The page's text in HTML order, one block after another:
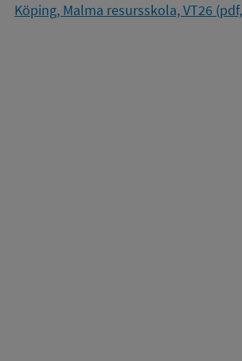
Köping, Malma resursskola, VT26